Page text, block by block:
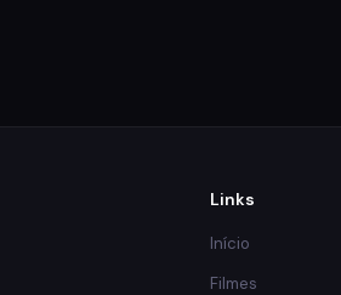
Links
Início
Filmes